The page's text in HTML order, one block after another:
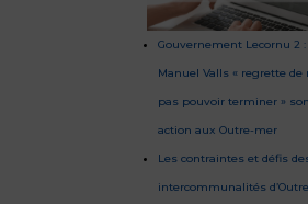
Gouvernement Lecornu 2 :
Manuel Valls « regrette de
pas pouvoir terminer » son
action aux Outre-mer
Les contraintes et défis
intercommunalités